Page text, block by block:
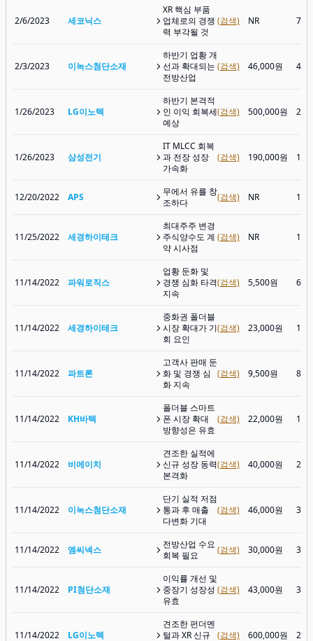
2/6/2023 세코닉스
XR 핵심 부품
업체로의 경쟁
력 부각될 것
(검색) NR
2/3/2023 이녹스첨단소재
하반기 업황 개
선과 확대되는
전방산업
(검색) 46,000원
1/26/2023 LG이노텍
하반기 본격적
인 이익 회복세
예상
(검색) 500,000원
1/26/2023 삼성전기
IT MLCC 회복
과 전장 성장
가속화
(검색) 190,000원
12/20/2022 APS
무에서 유를 창
조하다
(검색) NR
11/25/2022 세경하이테크
최대주주 변경
주식양수도 계
약 시사점
(검색) NR
11/14/2022 파워로직스
업황 둔화 및
경쟁 심화 타격
지속
(검색) 5,500원
11/14/2022 세경하이테크
중화권 폴더블
시장 확대가 기
회 요인
(검색) 23,000원
11/14/2022 파트론
고객사 판매 둔
화 및 경쟁 심
화 지속
(검색) 9,500원
11/14/2022 KH바텍
폴더블 스마트
폰 시장 확대
방향성은 유효
(검색) 22,000원
11/14/2022 비에이치
견조한 실적에
신규 성장 동력
본격화
(검색) 40,000원
11/14/2022 이녹스첨단소재
단기 실적 저점
통과 후 매출
다변화 기대
(검색) 46,000원
11/14/2022 엠씨넥스
전방산업 수요
회복 필요
(검색) 30,000원
11/14/2022 PI첨단소재
이익률 개선 및
중장기 성장성
유효
(검색) 43,000원
11/14/2022 LG이노텍
견조한 펀더멘
털과 XR 신규
(검색) 600,000원